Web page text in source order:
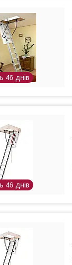
46 днів
46 днів